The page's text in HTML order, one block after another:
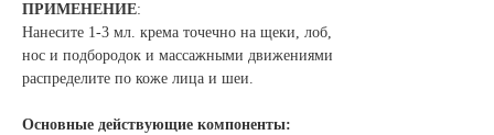
ПРИМЕНЕНИЕ:
Нанесите 1-3 мл. крема точечно на щеки, лоб,
нос и подбородок и массажными движениями
распределите по коже лица и шеи.
Основные действующие компоненты: